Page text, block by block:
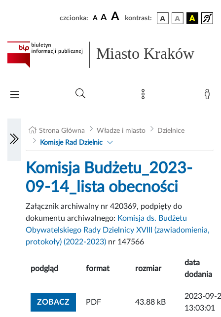
czcionka: A A A kontrast:
Miasto Kraków
Strona Główna Władze i miasto
Dzielnice
Komisje Rad Dzielnic
Komisja Budżetu_2023-
09-14_lista obecności
Załącznik archiwalny nr 420369, podpięty do
dokumentu archiwalnego: Komisja ds. Budżetu
Obywatelskiego Rady Dzielnicy XVIII (zawiadomienia,
protokoły) (2022-2023) nr 147566
podgląd format rozmiar
data
dodania
ZOBACZZOBACZ ZAŁĄCZNIK
PDF 43.88 kB
2023-09-
13:03:01